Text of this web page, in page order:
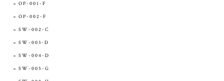
OP-001-F
OP-002-F
SW-002-C
SW-003-D
SW-004-D
SW-005-G